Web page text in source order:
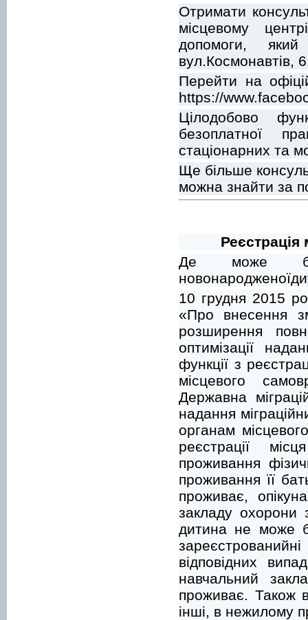
Отримати
місцевому
допомоги,
вул.Космонавтів,
Перейти на
https://
Цілодобово
безоплатної
стаціонарних та
Ще більше
можна знайти за
Де може
10 грудня 2015
«Про внесення
розширення
оптимізації
функції з
місцевого
Державна
надання
органам
реєстрації
проживання
проживання її
проживає,
закладу охорони
дитина не може
відповідних
навчальний
проживає. Також
інші, в нежилому